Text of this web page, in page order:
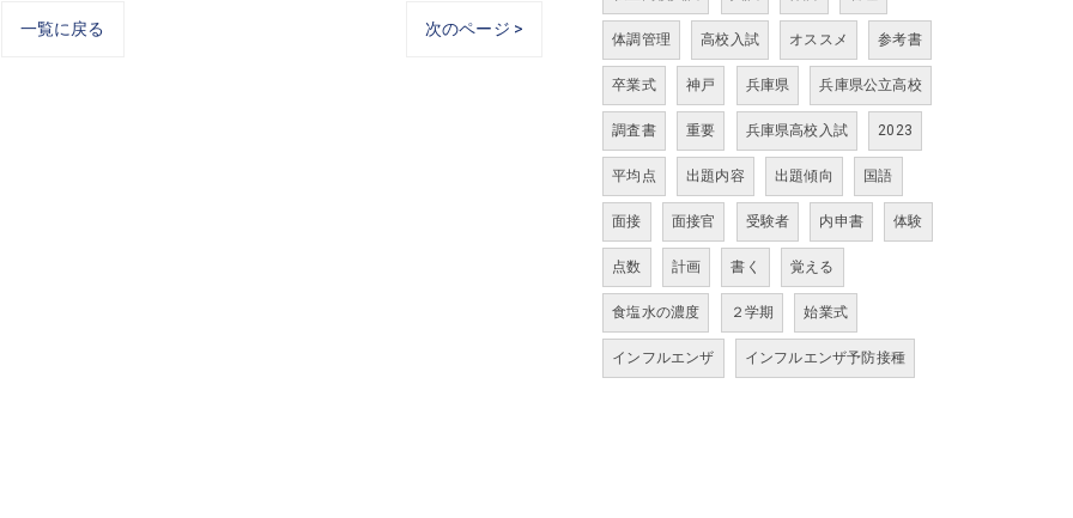
一覧に戻る 次のページ >
体調管理 高校入試 オススメ 参考書
卒業式 神戸 兵庫県 兵庫県公立高校
調査書 重要 兵庫県高校入試 2023
平均点 出題内容 出題傾向 国語
面接 面接官 受験者 内申書 体験
点数 計画 書く 覚える
食塩水の濃度 ２学期 始業式
インフルエンザ インフルエンザ予防接種